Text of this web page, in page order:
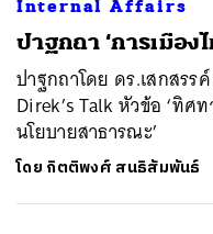
Internal Affairs
ปาฐกถา ‘การเมือ
ปาฐกถาโดย ดร.เสกสรร
Direk’s Talk หัวข้อ ‘ทิศ
นโยบายสาธารณะ’
โดย กิตติพงศ์ สนธิสัมพันธ์